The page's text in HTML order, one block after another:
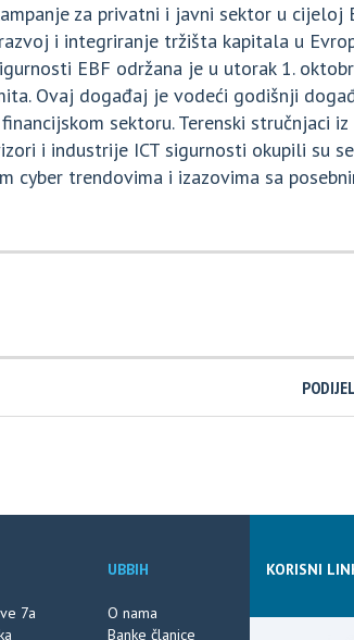
za privatni i javni sektor u cijeloj
i integriranje tržišta kapitala u
EBF održana je u utorak 1.
Ovaj događaj je vodeći godišnji
sektoru. Terenski stručnjaci iz
i industrije ICT sigurnosti okupili su
cyber trendovima i izazovima sa
KORISNI
7a
UBBIH
O nama
Banke članice